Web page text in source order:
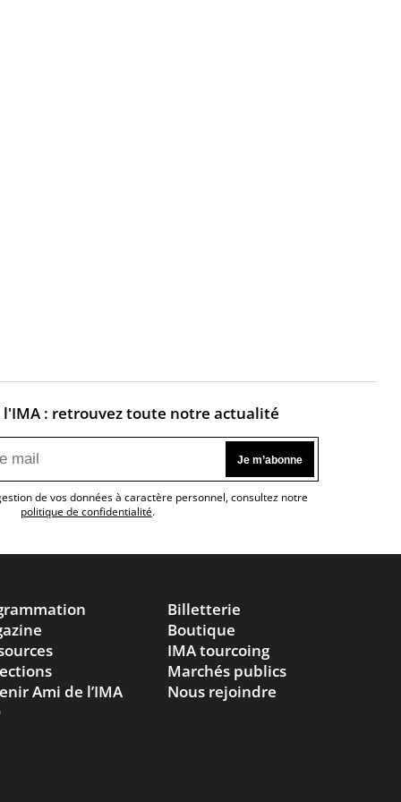
: retrouvez toute notre actualité
de vos données à caractère personnel, consultez notre
politique de confidentialité.
Ami de l’IMA
Billetterie
Boutique
IMA tourcoing
Marchés publics
Nous rejoindre